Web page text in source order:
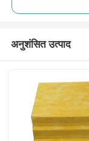
अनुशंसित उत्पाद